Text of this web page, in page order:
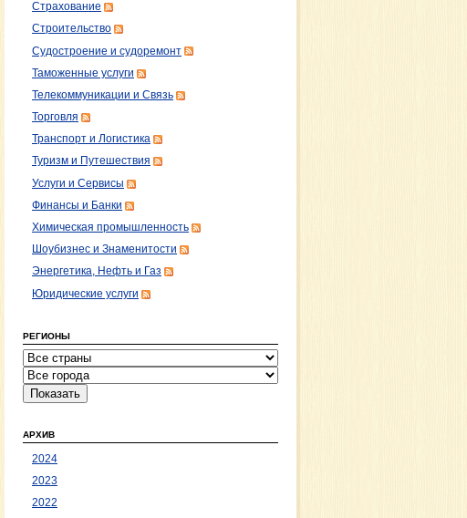
Страхование
Строительство
Судостроение и судоремонт
Таможенные услуги
Телекоммуникации и Связь
Торговля
Транспорт и Логистика
Туризм и Путешествия
Услуги и Сервисы
Финансы и Банки
Химическая промышленность
Шоубизнес и Знаменитости
Энергетика, Нефть и Газ
Юридические услуги
РЕГИОНЫ
АРХИВ
2024
2023
2022